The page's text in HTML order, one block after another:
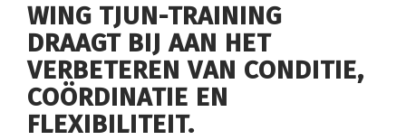
WING TJUN-TRAINING
DRAAGT ​​BIJ AAN HET
VERBETEREN VAN CONDITIE,
COÖRDINATIE EN
FLEXIBILITEIT.